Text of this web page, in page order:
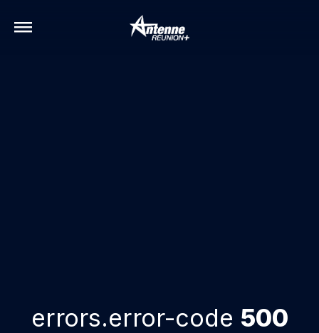
errors.error-code 500